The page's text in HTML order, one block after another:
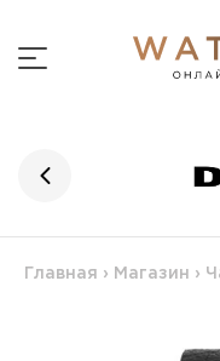
Главная › Магазин ›